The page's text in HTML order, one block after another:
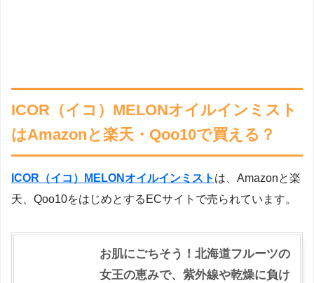
ICOR（イコ）MELONオイルインミスト
はAmazonと楽天・Qoo10で買える？
ICOR（イコ）MELONオイルインミスト は、Amazonと楽
天、Qoo10をはじめとするECサイトで売られています。
お肌にごちそう！北海道フルーツの
女王の恵みで、紫外線や乾燥に負け